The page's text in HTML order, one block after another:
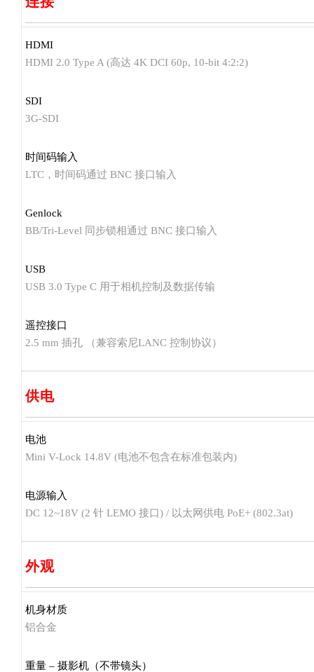
HDMI
HDMI 2.0 Type A (高达 4K DCI 60p, 10-bit 4:2:2)
SDI
3G-SDI
时间码输入
LTC，时间码通过 BNC 接口输入
Genlock
BB/Tri-Level 同步锁相通过 BNC 接口输入
USB
USB 3.0 Type C 用于相机控制及数据传输
遥控接口
2.5 mm 插孔 （兼容索尼LANC 控制协议）
供电
电池
Mini V-Lock 14.8V (电池不包含在标准包装内)
电源输入
DC 12~18V (2 针 LEMO 接口) / 以太网供电 PoE+ (802.3at)
外观
机身材质
铝合金
重量 – 摄影机（不带镜头）